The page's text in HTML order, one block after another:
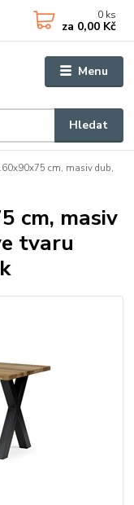
Menu
Hledat
0 ks
za 0,00 Kč
cm, masiv dub,
cm, masiv
tvaru